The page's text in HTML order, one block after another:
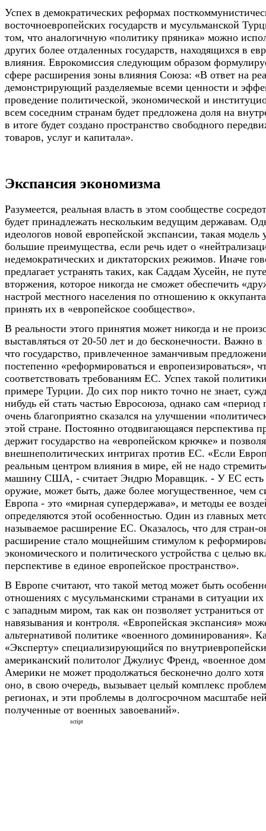
Успех в демократических реформах
восточноевропейских государств и мусульманской
том, что аналогичную «политику пряника» можно
других более отдаленных государств, находящихся в
влияния. Еврокомиссия следующим образом
сфере расширения зоны влияния Союза: «В ответ на
демонстрирующий разделяемые всеми ценности и
проведение политической, экономической и
всем соседним странам будет предложена доля на
в итоге будет создано пространство свободного
товаров, услуг и капитала».
Экспансия экономизма
Разумеется, реальная власть в этом сообществе
будет принадлежать нескольким ведущим державам.
идеологов новой европейской экспансии, такая модель
большие преимущества, если речь идет о
недемократических и диктаторских режимов. Иначе
предлагает устранять таких, как Саддам Хусейн, не
вторжения, которое никогда не сможет обеспечить
настрой местного населения по отношению к
принять их в «европейское сообщество».
В реальности этого принятия может никогда и не
выставляться от 20-50 лет и до бесконечности. Важно
что государство, привлеченное заманчивым
постепенно «реформироваться и европеизироваться»,
соответствовать требованиям ЕС. Успех такой
примере Турции. До сих пор никто точно не знает,
нибудь ей стать частью Евросоюза, однако сам «период
очень благоприятно сказался на улучшении
этой стране. Постоянно отодвигающаяся перспектива
держит государство на «европейском крючке» и
внешнеполитических интригах против ЕС. «Если
реальным центром влияния в мире, ей не надо
машину США, - считает Эндрю Моравщик. - У ЕС есть
оружие, может быть, даже более могущественное, чем
Европа - это «мирная супердержава», и методы ее
определяются этой особенностью. Один из главных
называемое расширение ЕС. Оказалось, что для стран-
расширение стало мощнейшим стимулом к
экономического и политического устройства с целью
перспективе в единое европейское пространство».
В Европе считают, что такой метод может быть
отношениях с мусульманскими странами в ситуации их
с западным миром, так как он позволяет устраниться
навязывания и контроля. «Европейская экспансия»
альтернативой политике «военного доминирования».
«Эксперту» специализирующийся по
американский политолог Джулиус Френд, «военное
Америки не может продолжаться бесконечно долго
оно, в свою очередь, вызывает целый комплекс
регионах, и эти проблемы в долгосрочном масштабе
полученные от военных завоеваний».
script